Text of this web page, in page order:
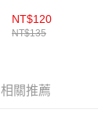
NT$120
NT$135
相關推薦